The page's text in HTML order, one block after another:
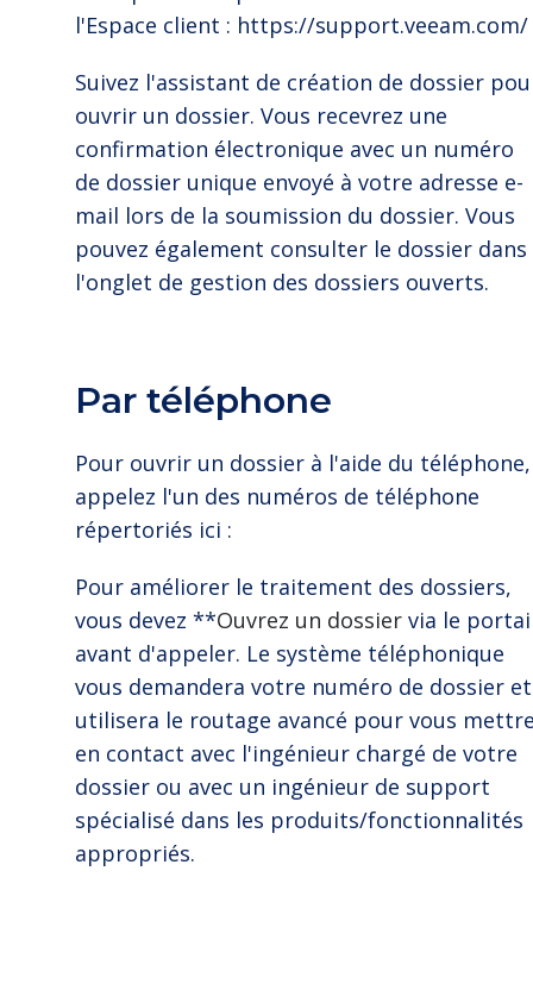
l'Espace client : https://support.veeam.com/
Suivez l'assistant de création de dossier
ouvrir un dossier. Vous recevrez une
confirmation électronique avec un numéro
de dossier unique envoyé à votre adresse e-
mail lors de la soumission du dossier. Vous
pouvez également consulter le dossier dans
l'onglet de gestion des dossiers ouverts.
Par téléphone
Pour ouvrir un dossier à l'aide du téléphone,
appelez l'un des numéros de téléphone
répertoriés ici :
Pour améliorer le traitement des dossiers,
vous devez **Ouvrez un dossier via le
avant d'appeler. Le système téléphonique
vous demandera votre numéro de dossier et
utilisera le routage avancé pour vous
en contact avec l'ingénieur chargé de votre
dossier ou avec un ingénieur de support
spécialisé dans les produits/fonctionnalités
appropriés.